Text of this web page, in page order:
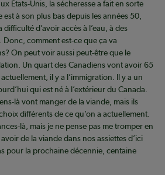
États-Unis, la sécheresse a fait en sorte
à son plus bas depuis les années 50,
d’avoir accès à l’eau, à des
Donc, comment est-ce que ça va
On peut voir aussi peut-être que le
Un quart des Canadiens vont avoir 65
il y a l’immigration. Il y a un
qui est né à l’extérieur du Canada.
là vont manger de la viande, mais ils
différents de ce qu’on a actuellement.
là, mais je ne pense pas me tromper en
de la viande dans nos assiettes d’ici
pour la prochaine décennie, centaine